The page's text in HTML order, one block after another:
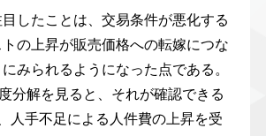
したことは、交易条件が悪化する
の上昇が販売価格への転嫁につな
みられるようになった点である。
分解を見ると、それが確認できる
人手不足による人件費の上昇を受